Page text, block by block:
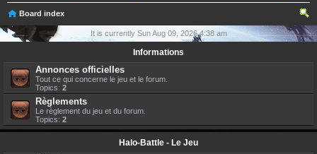
Board index
ear
It is currently Sun Aug 09, 2026 4:38 am
Informations
Annonces officielles
Tout ce qui concerne le jeu et le forum.
Topics: 2
Règlements
Le règlement du jeu et du forum.
Topics: 2
Halo-Battle - Le Jeu